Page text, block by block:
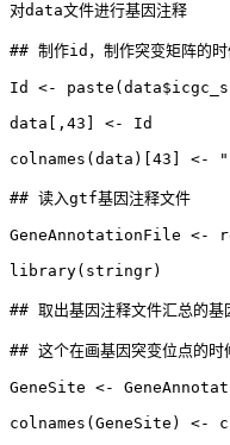
对data文件进行基因注释
## 制作id，制作突变矩阵的时
Id <-
data[,43] <- Id
colnames(data)[43] <-
## 读入gtf基因注释文件
GeneAnnotationFile <-
library(stringr)
## 取出基因注释文件汇总的基
## 这个在画基因突变位点的时
GeneSite <-
colnames(GeneSite)